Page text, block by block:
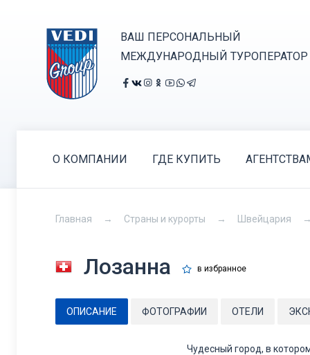
ВАШ ПЕРСОНАЛЬНЫЙ
МЕЖДУНАРОДНЫЙ ТУРОПЕРАТОР
О КОМПАНИИ ГДЕ КУПИТЬ
Главная Страны и курорты Швейцария
Лозанна в избранное
ОПИСАНИЕ ФОТОГРАФИИ ОТЕЛИ
Чудесный город, в